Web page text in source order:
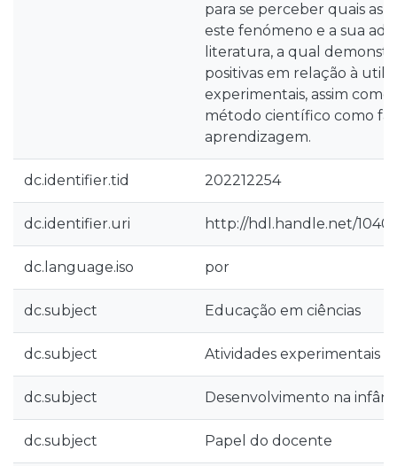
para se perceber quais as
este fenómeno e a sua
literatura, a qual
positivas em relação à
experimentais, assim
método científico como
aprendizagem.
dc.identifier.tid 202212254
dc.identifier.uri http://hdl.handle.net/
dc.language.iso por
dc.subject Educação em ciências
dc.subject Atividades experimentais
dc.subject Desenvolvimento na
dc.subject Papel do docente